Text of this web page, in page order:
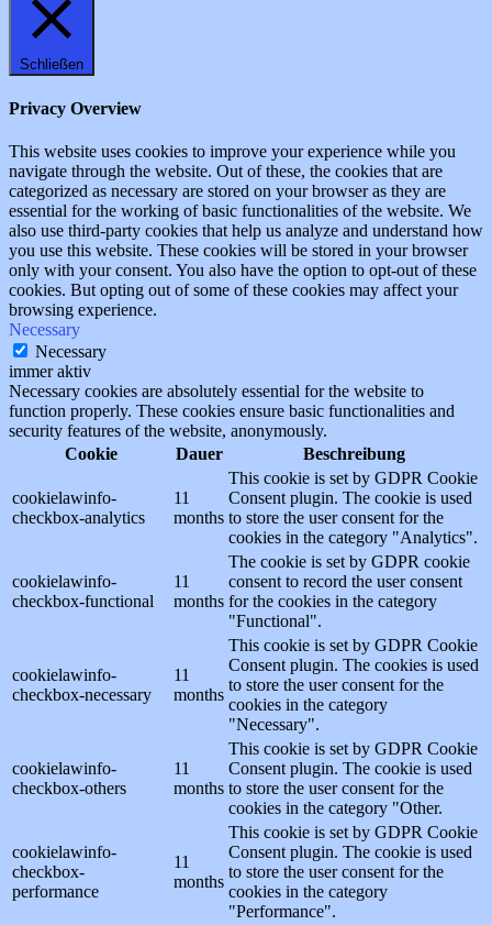
Schließen
Privacy Overview
This website uses cookies to improve your experience while you
navigate through the website. Out of these, the cookies that are
categorized as necessary are stored on your browser as they are
essential for the working of basic functionalities of the website. We
also use third-party cookies that help us analyze and understand how
you use this website. These cookies will be stored in your browser
only with your consent. You also have the option to opt-out of these
cookies. But opting out of some of these cookies may affect your
browsing experience.
Necessary
Necessary
immer aktiv
Necessary cookies are absolutely essential for the website to
function properly. These cookies ensure basic functionalities and
security features of the website, anonymously.
Cookie
Dauer Beschreibung
cookielawinfo-
checkbox-analytics
11
months
This cookie is set by GDPR Cookie
Consent plugin. The cookie is used
to store the user consent for the
cookies in the category "Analytics".
cookielawinfo-
checkbox-functional
11
months
The cookie is set by GDPR cookie
consent to record the user consent
for the cookies in the category
"Functional".
cookielawinfo-
checkbox-necessary
11
months
This cookie is set by GDPR Cookie
Consent plugin. The cookies is used
to store the user consent for the
cookies in the category
"Necessary".
cookielawinfo-
checkbox-others
11
months
This cookie is set by GDPR Cookie
Consent plugin. The cookie is used
to store the user consent for the
cookies in the category "Other.
cookielawinfo-
checkbox-
performance
11
months
This cookie is set by GDPR Cookie
Consent plugin. The cookie is used
to store the user consent for the
cookies in the category
"Performance".